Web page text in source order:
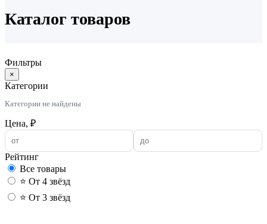
Каталог товаров
Фильтры
×
Категории
Категории не найдены
Цена, ₽
Рейтинг
Все товары
⭐ От 4 звёзд
⭐ От 3 звёзд